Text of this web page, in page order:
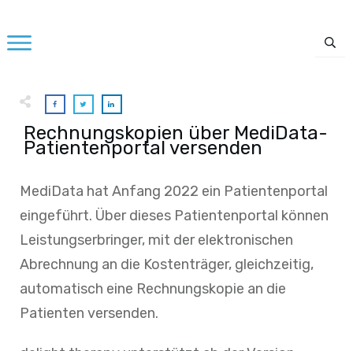
Rechnungskopien über MediData-
Patientenportal versenden
MediData hat Anfang 2022 ein Patientenportal
eingeführt. Über dieses Patientenportal können
Leistungserbringer, mit der elektronischen
Abrechnung an die Kostenträger, gleichzeitig,
automatisch eine Rechnungskopie an die
Patienten versenden.